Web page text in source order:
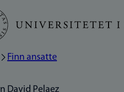
Finn ansatte